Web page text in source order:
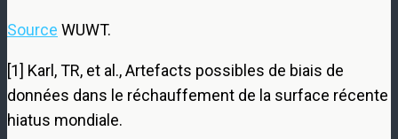
Source WUWT.
[1] Karl, TR, et al., Artefacts possibles de biais de
données dans le réchauffement de la surface récente
hiatus mondiale.